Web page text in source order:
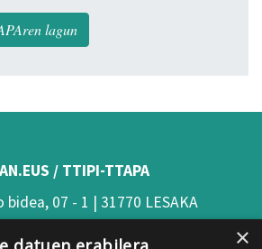
lagun
/ TTIPI-TTAPA
07 - 1 | 31770 LESAKA
(Nafarroa)
×